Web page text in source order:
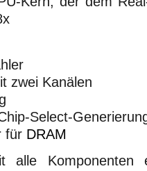
zwei Kanälen
Select-
für DRAM
alle Komponenten